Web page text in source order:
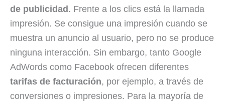
de publicidad. Frente a los clics está la llamada
impresión. Se consigue una impresión cuando se
muestra un anuncio al usuario, pero no se produce
ninguna interacción. Sin embargo, tanto Google
AdWords como Facebook ofrecen diferentes
tarifas de facturación, por ejemplo, a través de
conversiones o impresiones. Para la mayoría de